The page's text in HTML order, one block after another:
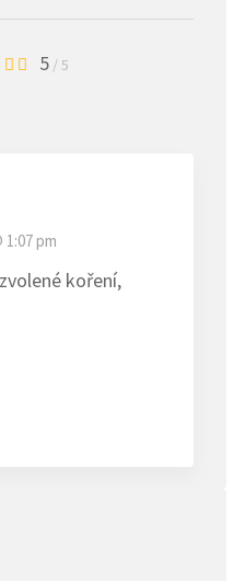
5 / 5
1:07 pm
koření,